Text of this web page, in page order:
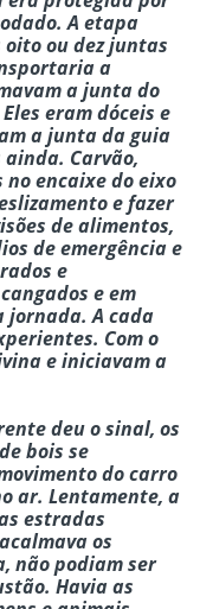
A etapa
ou dez juntas
a
a junta do
eram dóceis e
a junta da guia
Carvão,
no encaixe do eixo
e fazer
de alimentos,
de emergência e
e
e em
jornada. A cada
Com o
e iniciavam a
deu o sinal, os
bois se
do carro
ar. Lentamente, a
estradas
os
não podiam ser
Havia as